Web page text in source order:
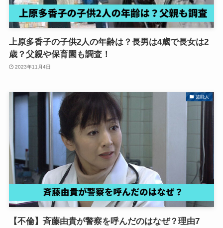
上原多香子の子供2人の年齢は？長男は4歳で長女は2
歳？父親や保育園も調査！
2023年11月4日
芸能人
【不倫】斉藤由貴が警察を呼んだのはなぜ？理由7